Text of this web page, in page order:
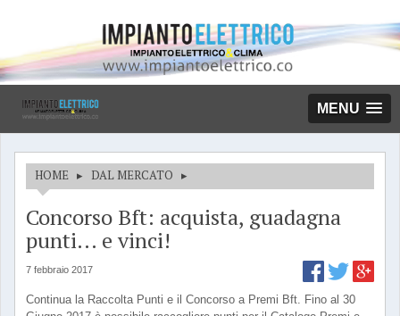
MENU
HOME ▸ DAL MERCATO ▸
Concorso Bft: acquista, guadagna
punti... e vinci!
7 febbraio 2017
Continua la Raccolta Punti e il Concorso a Premi Bft. Fino al 30